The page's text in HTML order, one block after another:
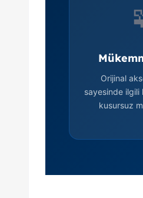
Orijinal
sayesinde ilgili
kusursuz